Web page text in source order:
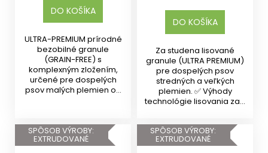
DO KOŠÍKA
ULTRA-PREMIUM prírodné
bezobilné granule
(GRAIN-FREE) s
komplexným zložením,
určené pre dospelých
psov malých plemien od
DO KOŠÍKA
Za studena lisované
granule (ULTRA PREMIUM)
pre dospelých psov
stredných a veľkých
plemien. ✅ Výhody
technológie lisovania za...
SPÔSOB VÝROBY:
EXTRUDOVANÉ
SPÔSOB VÝROBY:
EXTRUDOVANÉ